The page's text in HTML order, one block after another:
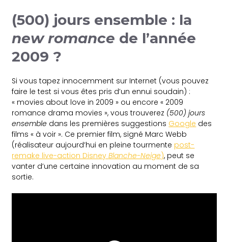
(500) jours ensemble : la
new romance de l’année
2009 ?
Si vous tapez innocemment sur Internet (vous pouvez
faire le test si vous êtes pris d’un ennui soudain) :
« movies about love in 2009 » ou encore « 2009
romance drama movies », vous trouverez (500) jours
ensemble dans les premières suggestions Google des
films « à voir ». Ce premier film, signé Marc Webb
(réalisateur aujourd’hui en pleine tourmente post-
remake live-action DisneyBlanche-Neige), peut se
vanter d’une certaine innovation au moment de sa
sortie.